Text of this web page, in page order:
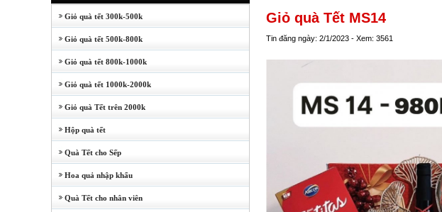
Giỏ quà tết 300k-500k
Giỏ quà tết 500k-800k
Giỏ quà tết 800k-1000k
Giỏ quà tết 1000k-2000k
Giỏ quà Tết trên 2000k
Hộp quà tết
Quà Tết cho Sếp
Hoa quả nhập khẩu
Quà Tết cho nhân viên
Giỏ quà Tết MS14
Tin đăng ngày: 2/1/2023 - Xem: 3561